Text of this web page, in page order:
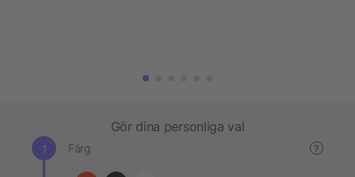
Gör dina personliga val
Färg ?